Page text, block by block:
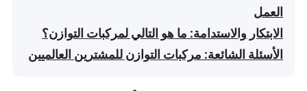
العمل
الابتكار والاستدامة: ما هو التالي لمركبات التوازن؟
الأسئلة الشائعة: مركبات التوازن للمشترين العالميين